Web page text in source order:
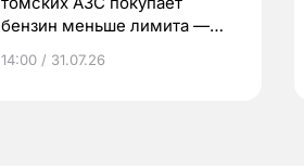
бензин меньше лимита —
14:00 / 31.07.26